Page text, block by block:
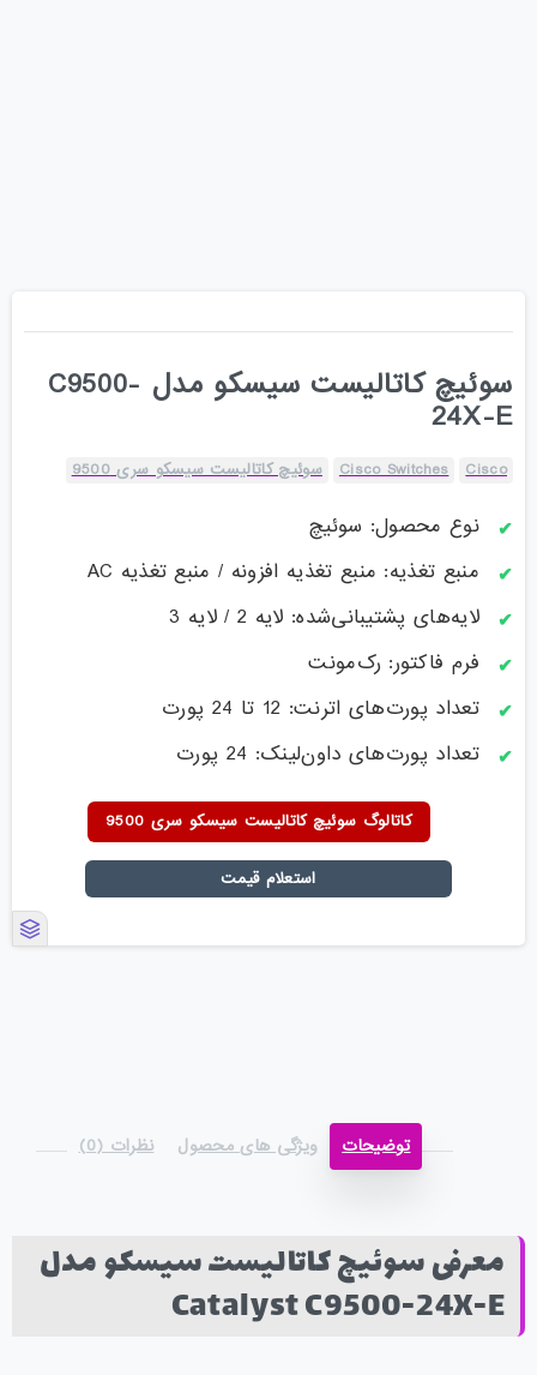
سوئیچ کاتالیست سیسکو مدل C9500-
24X-E
Cisco
Cisco Switches سوئیچ کاتالیست سیسکو سری 9500
نوع محصول: سوئیچ
منبع تغذیه: منبع تغذیه افزونه / منبع تغذیه AC
لایه‌های پشتیبانی‌شده: لایه 2 / لایه 3
فرم فاکتور: رک‌مونت
تعداد پورت‌های اترنت: 12 تا 24 پورت
تعداد پورت‌های داون‌لینک: 24 پورت
کاتالوگ سوئیچ کاتالیست سیسکو سری 9500
استعلام قیمت
توضیحات ویژگی های محصول نظرات (0)
معرفی سوئیچ کاتالیست سیسکو مدل
Catalyst C9500-24X-E